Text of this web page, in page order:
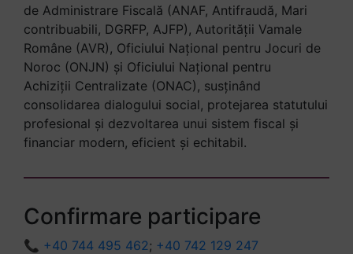
de Administrare Fiscală (ANAF, Antifraudă, Mari
contribuabili, DGRFP, AJFP), Autorității Vamale
Române (AVR), Oficiului Național pentru Jocuri de
Noroc (ONJN) și Oficiului Național pentru
Achiziții Centralizate (ONAC), susținând
consolidarea dialogului social, protejarea statutului
profesional și dezvoltarea unui sistem fiscal și
financiar modern, eficient și echitabil.
Confirmare participare
📞 +40 744 495 462; +40 742 129 247